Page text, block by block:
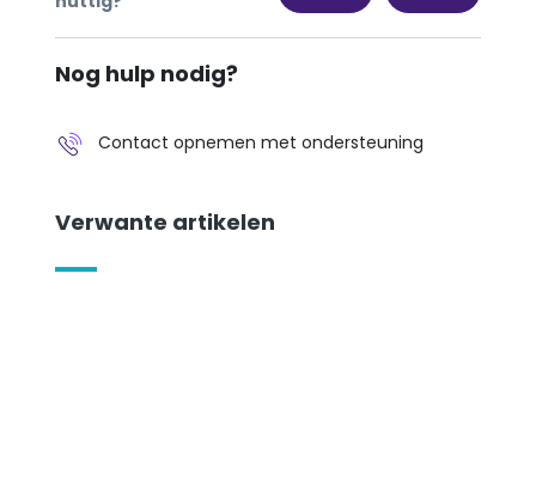
Nog hulp nodig?
Contact opnemen met ondersteuning
Verwante artikelen